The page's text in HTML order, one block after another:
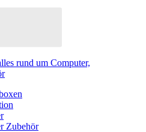
rund um Computer,
Zubehör